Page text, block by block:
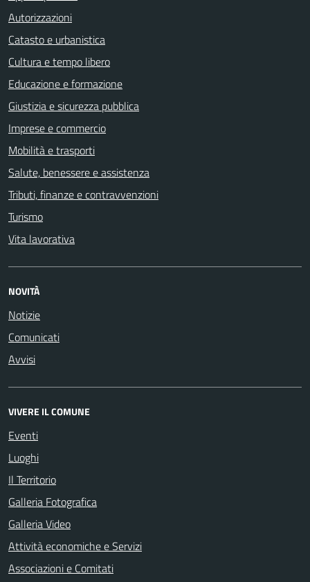
Autorizzazioni
Catasto e urbanistica
Cultura e tempo libero
Educazione e formazione
Giustizia e sicurezza pubblica
Imprese e commercio
Mobilità e trasporti
Salute, benessere e assistenza
Tributi, finanze e contravvenzioni
Turismo
Vita lavorativa
NOVITÀ
Notizie
Comunicati
Avvisi
VIVERE IL COMUNE
Eventi
Luoghi
Il Territorio
Galleria Fotografica
Galleria Video
Attività economiche e Servizi
Associazioni e Comitati